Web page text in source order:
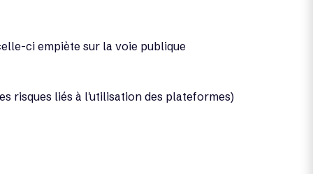
ci empiète sur la voie publique
risques liés à l'utilisation des plateformes)